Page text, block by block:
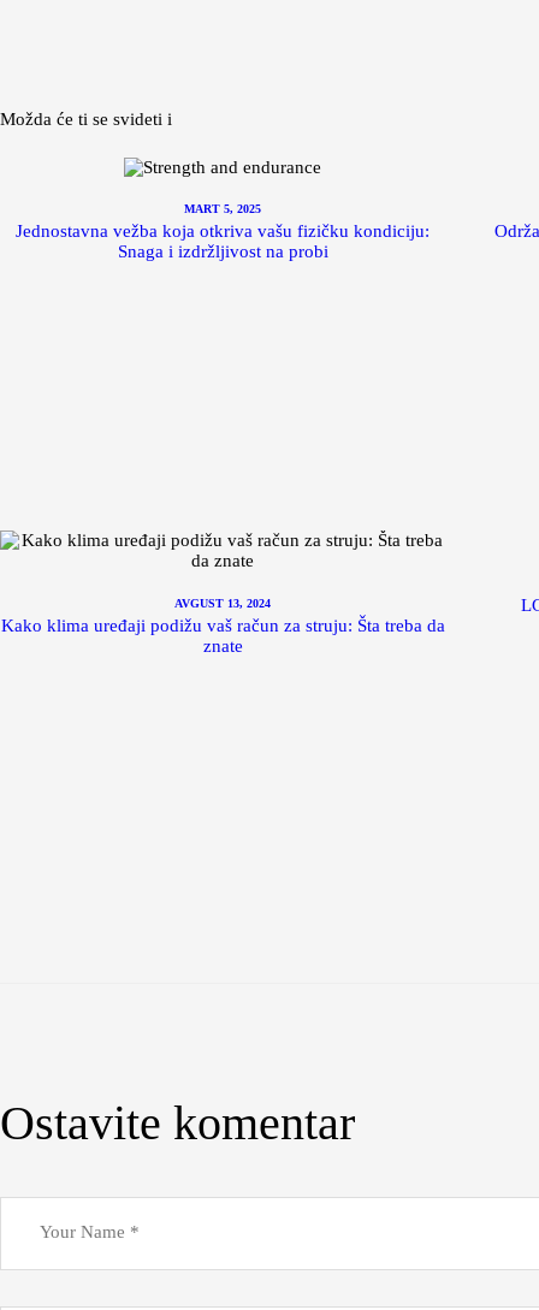
Možda će ti se svideti i
MART 5, 2025
Jednostavna vežba koja otkriva vašu fizičku kondiciju:
Snaga i izdržljivost na probi
AVGUST 13, 2024
Kako klima uređaji podižu vaš račun za struju: Šta treba da
znate
Ostavite komentar